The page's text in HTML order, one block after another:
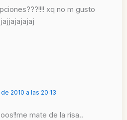
xq no m gusto
2010 a las 20:13
mate de la risa..